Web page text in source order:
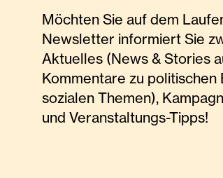
Möchten Sie auf dem
Newsletter informiert Sie
Aktuelles (News & Stories
Kommentare zu politischen
sozialen Themen),
und Veranstaltungs-Tipps!